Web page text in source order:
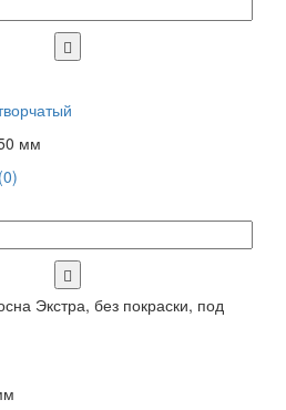
мм
Экстра, без покраски, под